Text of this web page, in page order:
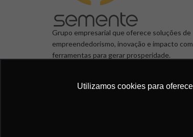
Utilizamos cookies para
Grupo empresarial que oferece soluções de
empreendedorismo, inovação e impacto
ferramentas para gerar prosperidade.